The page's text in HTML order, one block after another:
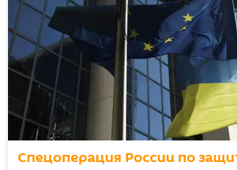
Спецоперация России по